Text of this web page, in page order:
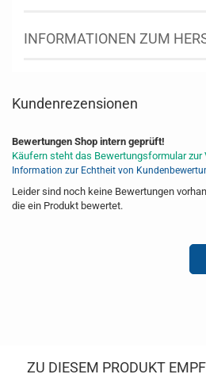
INFORMATIONEN ZUM
Kundenrezensionen
Bewertungen Shop intern geprüft!
Käufern steht das Bewertungsformular zur
Information zur Echtheit von
Leider sind noch keine Bewertungen
die ein Produkt bewertet.
ZU DIESEM PRODUKT